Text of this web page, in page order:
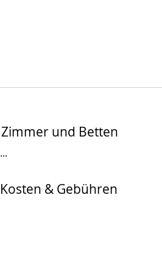
Zimmer und Betten
...
Kosten & Gebühren